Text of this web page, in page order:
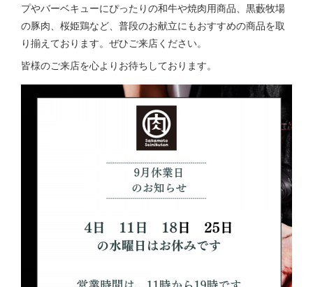
プやバーベキューにぴったりの和牛や焼肉用商品、黒藪牧場
の豚肉、桜姫鶏など、普段のお献立にもおすすめの商品を取
り揃えております。ぜひご来店ください。
皆様のご来店を心よりお待ちしております。